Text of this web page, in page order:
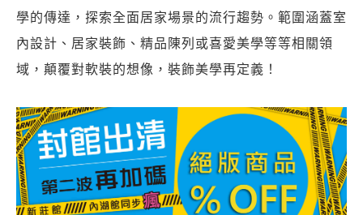
學的傳達，探索全面居家場景的流行趨勢。範圍涵蓋室
內設計、居家裝飾、精品陳列或喜愛美學等等相關領
域，顛覆對軟裝的想像，裝飾美學再定義！